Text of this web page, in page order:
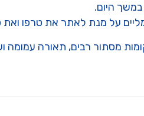
היום.
על מנת לאתר את טרפו ואת